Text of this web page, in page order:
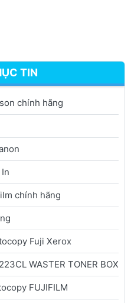
TIN
chính hãng
chính hãng
Fuji Xerox
WASTER TONER BOX
FUJIFILM